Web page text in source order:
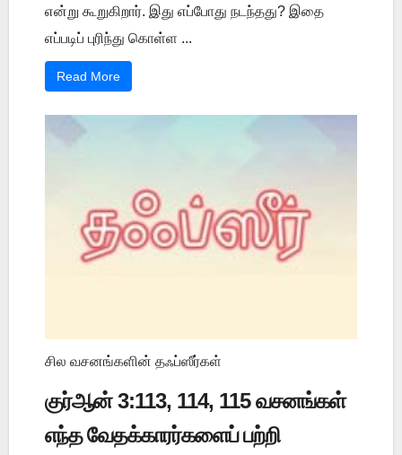
என்று கூறுகிறார். இது எப்போது நடந்தது? இதை
எப்படிப் புரிந்து கொள்ள ...
Read More
சில வசனங்களின் தஃப்ஸீர்கள்
குர்ஆன் 3:113, 114, 115 வசனங்கள்
எந்த வேதக்காரர்களைப் பற்றி